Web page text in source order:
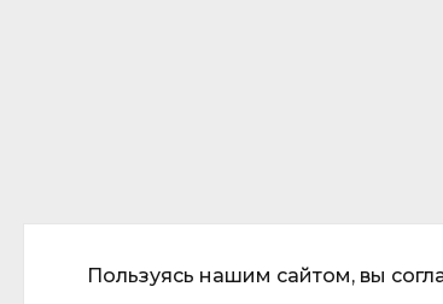
Пользуясь нашим сайтом, вы